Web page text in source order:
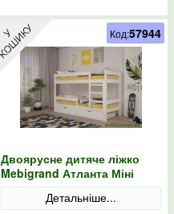
Двоярусне дитяче ліжко
Mebigrand Атланта Міні
Білий (RAL9003) 70х200 з
ящикамиДетальніше...
Код:57944